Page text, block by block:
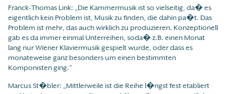
Franck-Thomas Link: „Die Kammermusik ist so vielseitig, da� es
eigentlich kein Problem ist, Musik zu finden, die dahin pa�t. Das
Problem ist mehr, das auch wirklich zu produzieren. Konzeptionell
gab es da immer einmal Unterreihen, soda� z.B. einen Monat
lang nur Wiener Klaviermusik gespielt wurde, oder dass es
monateweise ganz besonders um einen bestimmten
Komponisten ging.“
Marcus St�bler: „Mittlerweile ist die Reihe l�ngst fest etabliert